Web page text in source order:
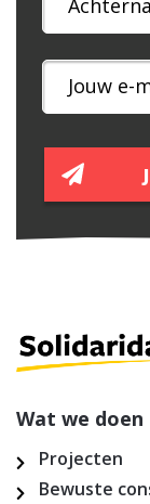
Wat we doen
Projecten
Bewuste